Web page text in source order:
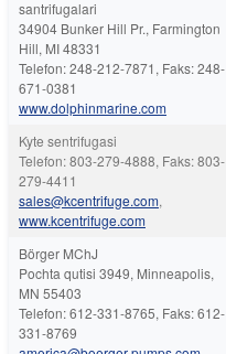
santrifugalari
34904 Bunker Hill Pr., Farmington
Hill, MI 48331
Telefon: 248-212-7871, Faks: 248-
671-0381
www.dolphinmarine.com
Kyte sentrifugasi
Telefon: 803-279-4888, Faks: 803-
279-4411
sales@kcentrifuge.com,
www.kcentrifuge.com
Börger MChJ
Pochta qutisi 3949, Minneapolis,
MN 55403
Telefon: 612-331-8765, Faks: 612-
331-8769